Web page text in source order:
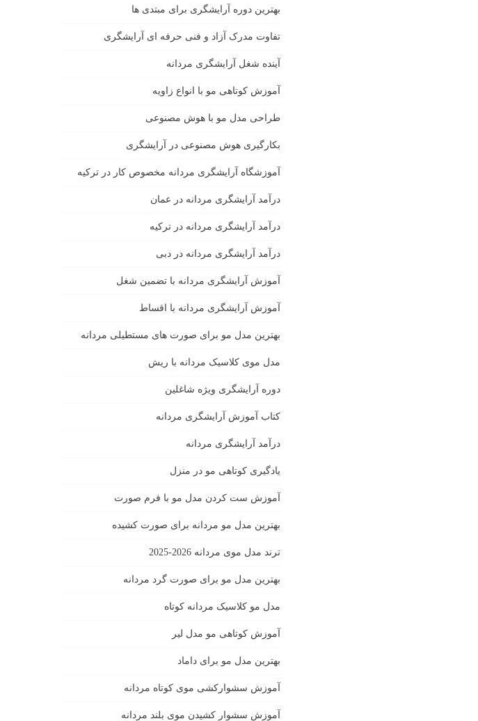
بهترین دوره آرایشگری برای مبتدی ها
تفاوت مدرک آزاد و فنی حرفه ای آرایشگری
آینده شغل آرایشگری مردانه
آموزش کوتاهی مو با انواع زاویه
طراحی مدل مو با هوش مصنوعی
بکارگیری هوش مصنوعی در آرایشگری
آموزشگاه آرایشگری مردانه مخصوص کار در ترکیه
درآمد آرایشگری مردانه در عمان
درآمد آرایشگری مردانه در ترکیه
درآمد آرایشگری مردانه در دبی
آموزش آرایشگری مردانه با تضمین شغل
آموزش آرایشگری مردانه با اقساط
بهترین مدل مو برای صورت های مستطیلی مردانه
مدل موی کلاسیک مردانه با ریش
دوره آرایشگری ویژه شاغلین
کتاب آموزش آرایشگری مردانه
درآمد آرایشگری مردانه
یادگیری كوتاهى مو در منزل
آموزش ست كردن مدل مو با فرم صورت
بهترین مدل مو مردانه برای صورت کشیده
ترند مدل موی مردانه 2026-2025
بهترين مدل مو براى صورت گرد مردانه
مدل مو کلاسیک مردانه کوتاه
آموزش کوتاهی مو مدل لیر
بهترین مدل مو برای داماد
آموزش سشوارکشی موی کوتاه مردانه
آموزش سشوار کشیدن موی بلند مردانه